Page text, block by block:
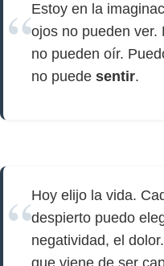
Estoy en la
ojos no pueden
no pueden oír.
no puede sentir.
Hoy elijo la vida.
despierto puedo
negatividad, el
que viene de ser